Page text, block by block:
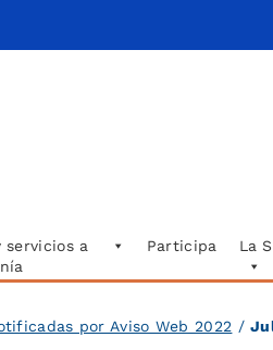
servicios a
Participa La
por Aviso Web 2022 /